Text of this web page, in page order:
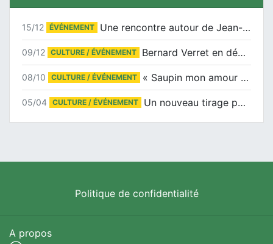
15/12 ÉVÉNEMENT Une rencontre autour de Jean-Claude Suaudeau
09/12 CULTURE / ÉVÉNEMENT Bernard Verret en dédicaces le samedi 13 décembre à l’Espace Culturel Atlantis
08/10 CULTURE / ÉVÉNEMENT « Saupin mon amour » au salon du livre de Trentemoult
05/04 CULTURE / ÉVÉNEMENT Un nouveau tirage pour le Docu-BD
Politique de confidentialité
A propos